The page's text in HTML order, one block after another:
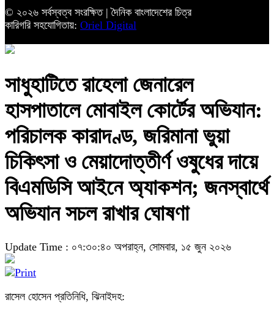
© ২০২৬ সর্বস্বত্ব সংরক্ষিত | দৈনিক বাংলাদেশের চিত্র
কারিগরি সহযোগিতায়: Oriel Digital
সাধুহাটিতে রাহেলা জেনারেল
হাসপাতালে মোবাইল কোর্টের অভিযান:
পরিচালক কারাদণ্ড, জরিমানা ভুয়া
চিকিৎসা ও মেয়াদোত্তীর্ণ ওষুধের দায়ে
বিএমডিসি আইনে অ্যাকশন; জনস্বার্থে
অভিযান সচল রাখার ঘোষণা
Update Time : ০৭:৩০:৪০ অপরাহ্ন, সোমবার, ১৫ জুন ২০২৬
রাসেল হোসেন প্রতিনিধি, ঝিনাইদহ: